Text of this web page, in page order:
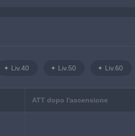
Liv.40 Liv.50 Liv.60
ATT dopo l'ascensione